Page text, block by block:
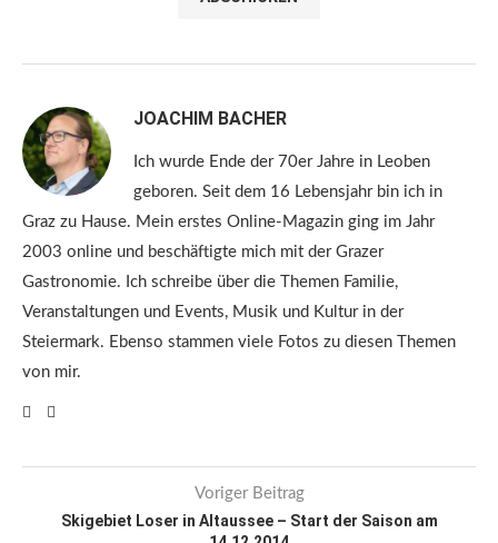
JOACHIM BACHER
Ich wurde Ende der 70er Jahre in Leoben
geboren. Seit dem 16 Lebensjahr bin ich in
Graz zu Hause. Mein erstes Online-Magazin ging im Jahr
2003 online und beschäftigte mich mit der Grazer
Gastronomie. Ich schreibe über die Themen Familie,
Veranstaltungen und Events, Musik und Kultur in der
Steiermark. Ebenso stammen viele Fotos zu diesen Themen
von mir.
Voriger Beitrag
Skigebiet Loser in Altaussee – Start der Saison am